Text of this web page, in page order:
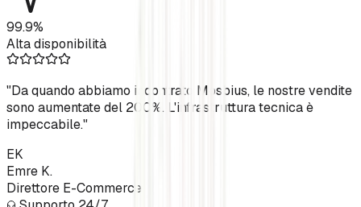
99.9%
Alta disponibilità
"Da quando abbiamo incontrato Mosbius, le nostre vendite
sono aumentate del 200%. L'infrastruttura tecnica è
impeccabile."
EK
Emre K.
Direttore E-Commerce